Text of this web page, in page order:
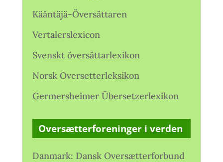
Kääntäjä-Översättaren
Vertalerslexicon
Svenskt översättarlexikon
Norsk Oversetterleksikon
Germersheimer Übersetzerlexikon
Oversætterforeninger i verden
Danmark: Dansk Oversætterforbund